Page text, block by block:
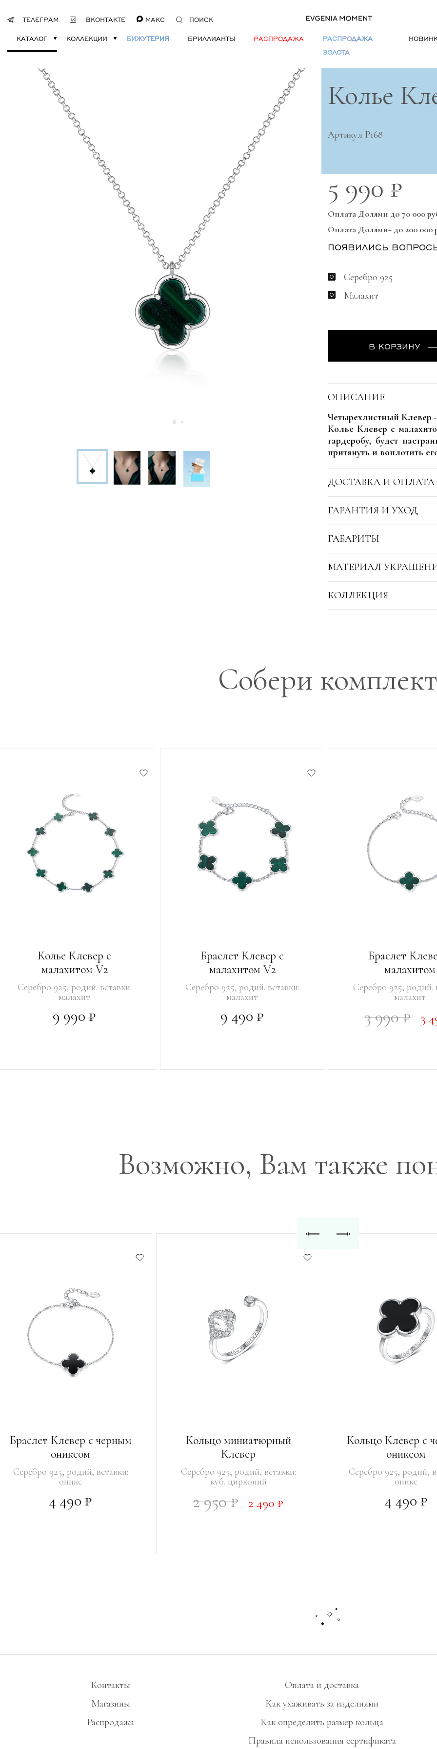
ТЕЛЕГРАМ ВКОНТАКТЕ МАКС ПОИСК
КАТАЛОГ КОЛЛЕКЦИИ БИЖУТЕРИЯ БРИЛЛИАНТЫ РАСПРОДАЖА
РАСПРОДАЖА
ЗОЛОТА
Колье
Артикул P168
5 990 ₽
Оплата Долями до 70 000
Оплата Долями+ до 200 000
ПОЯВИЛИСЬ
Серебро 925
Малахит
В КОРЗИНУ
ОПИСАНИЕ
Четырехлистный Клевер
Колье Клевер с
гардеробу, будет
притянуть и воплотить
ДОСТАВКА И ОПЛАТА
ГАРАНТИЯ И УХОД
ГАБАРИТЫ
МАТЕРИАЛ
КОЛЛЕКЦИЯ
Собери комплект
Колье Клевер с
малахитом V2
Серебро 925, родий. вставки:
малахит
9 990 ₽
Браслет Клевер с
малахитом V2
Серебро 925, родий. вставки:
малахит
9 490 ₽
Браслет
малахитом
Серебро 925, родий.
малахит
3 990 ₽ 3
Возможно, Вам также
Браслет Клевер с черным
ониксом
Серебро 925, родий, вставки:
оникс
4 490 ₽
Кольцо миниатюрный
Клевер
Серебро 925, родий, вставки:
куб. цирконий
2 950 ₽ 2 490 ₽
Кольцо Клевер с
ониксом
Серебро 925, родий,
оникс
4 490 ₽
Контакты
Магазины
Распродажа
Оплата и доставка
Как ухаживать за изделиями
Как определить размер кольца
Правила использования сертификата